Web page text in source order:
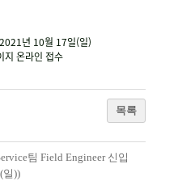
년 10월 17일(일)
지 온라인 접수
목록
팀 Field Engineer 신입
일))